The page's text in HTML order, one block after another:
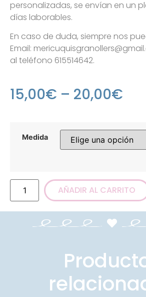
personalizadas, se envían en un
días laborables.
En caso de duda, siempre nos
Email:
al teléfono 615514642.
15,00€ – 20,00€
Medida
AÑADIR AL CARRITO